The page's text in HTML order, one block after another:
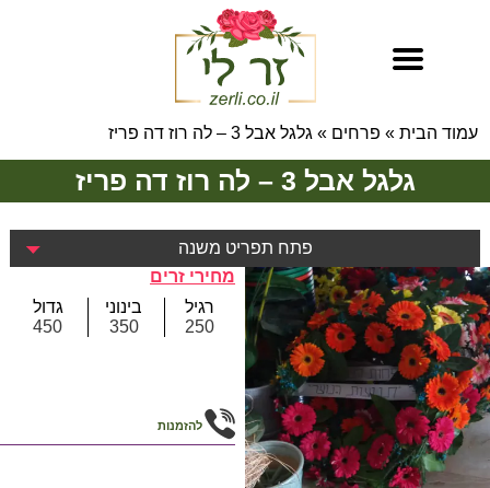
עמוד הבית » פרחים » גלגל אבל 3 – לה רוז דה פריז
גלגל אבל 3 – לה רוז דה פריז
פתח תפריט משנה
מחירי זרים
רגיל
250
בינוני
350
גדול
450
להזמנות